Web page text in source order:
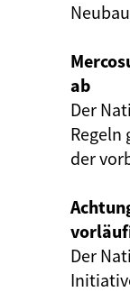
ab
Der
Regeln
der
Der